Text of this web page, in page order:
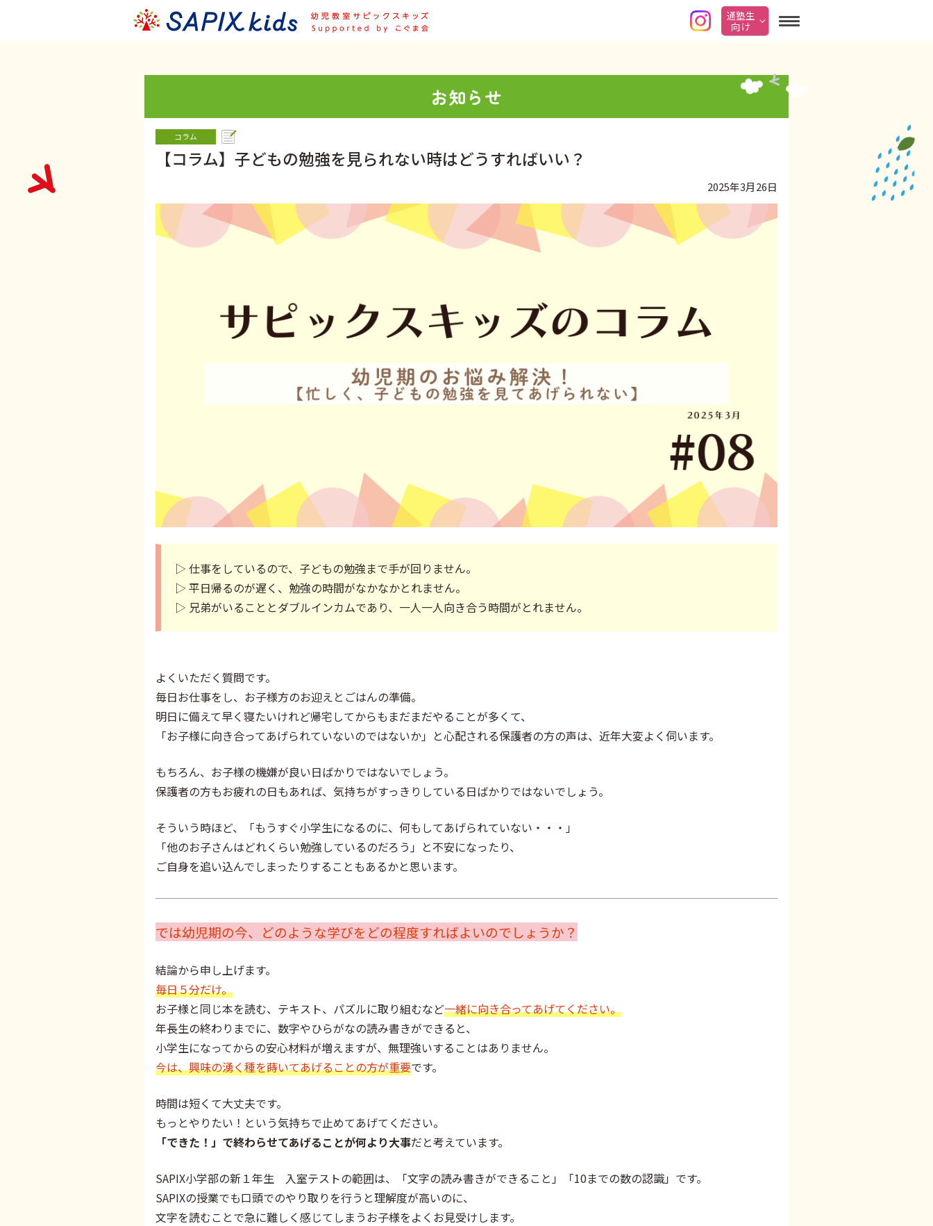
通塾生
向け
お知らせ
【コラム】子どもの勉強を見られない時はどうすればいい？
コラム
2025年3月26日
▷ 仕事をしているので、子どもの勉強まで手が回りません。
▷ 平日帰るのが遅く、勉強の時間がなかなかとれません。
▷ 兄弟がいることとダブルインカムであり、一人一人向き合う時間がとれません。
よくいただく質問です。
毎日お仕事をし、お子様方のお迎えとごはんの準備。
明日に備えて早く寝たいけれど帰宅してからもまだまだやることが多くて、
「お子様に向き合ってあげられていないのではないか」と心配される保護者の方の声は、近年大変よく伺います。
もちろん、お子様の機嫌が良い日ばかりではないでしょう。
保護者の方もお疲れの日もあれば、気持ちがすっきりしている日ばかりではないでしょう。
そういう時ほど、「もうすぐ小学生になるのに、何もしてあげられていない・・・」
「他のお子さんはどれくらい勉強しているのだろう」と不安になったり、
ご自身を追い込んでしまったりすることもあるかと思います。
では幼児期の今、どのような学びをどの程度すればよいのでしょうか？
結論から申し上げます。
毎日５分だけ。
お子様と同じ本を読む、テキスト、パズルに取り組むなど一緒に向き合ってあげてください。
年長生の終わりまでに、数字やひらがなの読み書きができると、
小学生になってからの安心材料が増えますが、無理強いすることはありません。
今は、興味の湧く種を蒔いてあげることの方が重要です。
時間は短くて大丈夫です。
もっとやりたい！という気持ちで止めてあげてください。
「できた！」で終わらせてあげることが何より大事だと考えています。
SAPIX小学部の新１年生 入室テストの範囲は、「文字の読み書きができること」「10までの数の認識」です。
SAPIXの授業でも口頭でのやり取りを行うと理解度が高いのに、
文字を読むことで急に難しく感じてしまうお子様をよくお見受けします。